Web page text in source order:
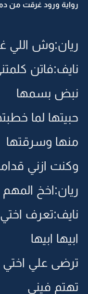
رواية ورود غرقت من
ريان:وش اللي
نايف:فاتن
نبض بسمها
حبيتها لما
منها وسرقتها
وكنت ازني
ريان:اخخ
نايف:تعرف
ابيها ابيها
ترضى علي
تهتم فيني